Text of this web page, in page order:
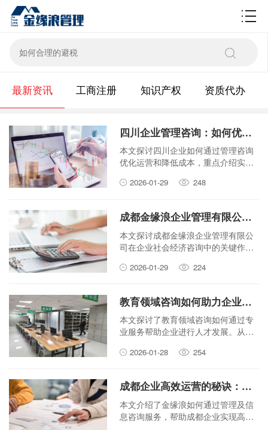
财税百科
最新资讯 工商注册 知识产权 资质代办
四川企业管理咨询：如何优化企业运营并降低成本？
本文探讨四川企业如何通过管理咨询
优化运营和降低成本，重点介绍实用
率并减少开支。
2026-01-29 248
成都金缘浪企业管理有限公司：企业社会经济咨询的关键作用是什么
本文探讨成都金缘浪企业管理有限公
司在企业社会经济咨询中的关键作
提升竞争力，并促进可持续发展。
2026-01-29 224
教育领域咨询如何助力企业人才发展？
本文探讨了教育领域咨询如何通过专
业服务帮助企业进行人才发展。从培
教育咨询为企业提供全方位支持，提
2026-01-28 254
成都企业高效运营的秘诀：金缘浪的管理及信息咨询服务
本文介绍了金缘浪如何通过管理及信
息咨询服务，帮助成都企业实现高效